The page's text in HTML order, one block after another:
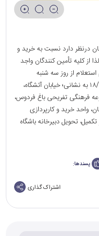
درنظر دارد نسبت به خرید و
از کلیه تأمین کنندگان واجد
از روز سه شنبه
۱۲/۰۳/۱۴۰۵ لغایت روز دوشنبه ۱۸/۰۳/۱۴۰۵ به نشانی؛ خیابان آتشگاه،
فرهنگی تفریحی باغ فردوس،
واحد خرید و کارپردازی
تحویل دبیرخانه باشگاه
پسندها:
اشتراک گذاری